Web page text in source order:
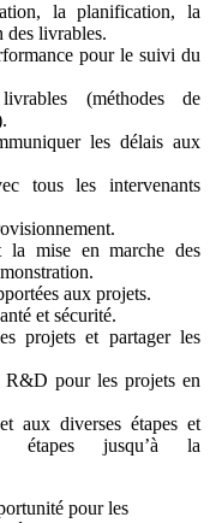
la planification, la
des livrables.
pour le suivi du
(méthodes de
les délais aux
tous les intervenants
la mise en marche des
aux projets.
et sécurité.
projets et partager les
R&D pour les projets en
aux diverses étapes et
étapes jusqu’à la
pour les